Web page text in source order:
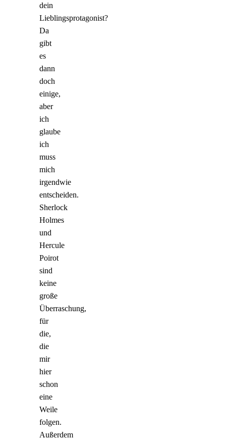
dein
Lieblingsprotagonist?
Da
gibt
es
dann
doch
einige,
aber
ich
glaube
ich
muss
mich
irgendwie
entscheiden.
Sherlock
Holmes
und
Hercule
Poirot
sind
keine
große
Überraschung,
für
die,
die
mir
hier
schon
eine
Weile
folgen.
Außerdem